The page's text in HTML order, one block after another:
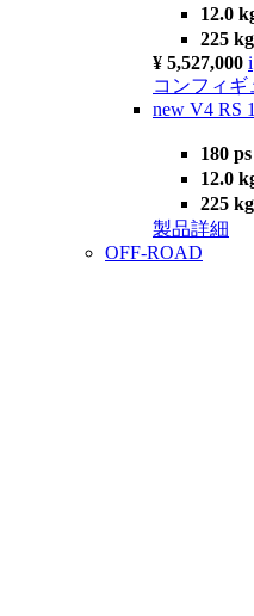
12.0
225 kg
¥ 5,527,000 i
コンフィギ
new V4 RS
180 ps
12.0
225 kg
製品詳細
OFF-ROAD